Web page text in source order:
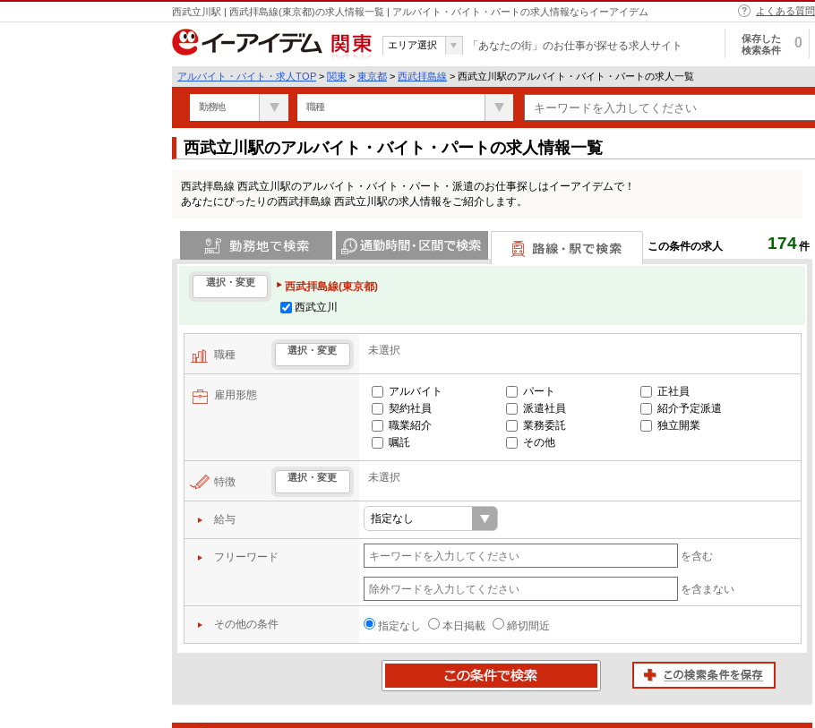
西武立川駅 | 西武拝島線(東京都)の求人情報一覧 | アルバイト・バイト・パートの求人情報ならイーアイデム よくある質問
関東
エリア選択 「あなたの街」のお仕事が探せる求人サイト
保存した
検索条件
0
アルバイト・バイト・求人TOP > 関東 > 東京都 > 西武拝島線 > 西武立川駅のアルバイト・バイト・パートの求人一覧
勤務地 職種
西武立川駅のアルバイト・バイト・パートの求人情報一覧
西武拝島線 西武立川駅のアルバイト・バイト・パート・派遣のお仕事探しはイーアイデムで！
あなたにぴったりの西武拝島線 西武立川駅の求人情報をご紹介します。
この条件の求人 174件
選択・変更
西武拝島線(東京都)
西武立川
職種 選択・変更 未選択
雇用形態 アルバイト パート
正社員
契約社員
派遣社員
紹介予定派遣
職業紹介
業務委託
独立開業
嘱託
その他
特徴 選択・変更 未選択
給与
フリーワード を含む
を含まない
その他の条件 指定なし 本日掲載 締切間近